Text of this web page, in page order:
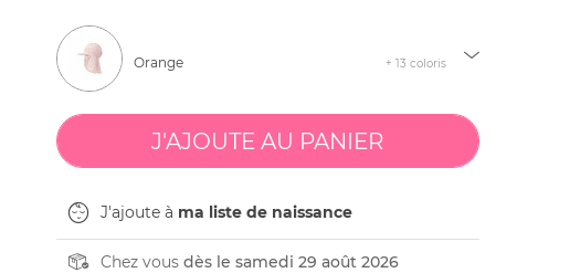
Orange + 13 coloris
J'ajoute à ma liste de naissance
Chez vous dès le samedi 29 août 2026